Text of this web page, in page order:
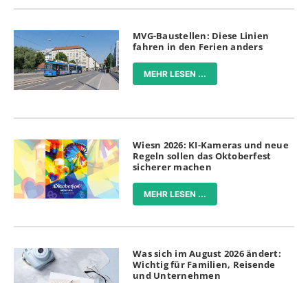
MVG-Baustellen: Diese Linien
fahren in den Ferien anders
MEHR LESEN ...
Wiesn 2026: KI-Kameras und neue
Regeln sollen das Oktoberfest
sicherer machen
MEHR LESEN ...
Was sich im August 2026 ändert:
Wichtig für Familien, Reisende
und Unternehmen